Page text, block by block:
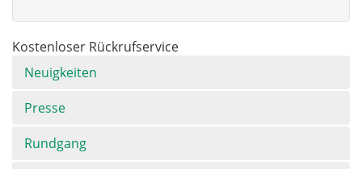
Kostenloser Rückrufservice
Navigation
überspringen
Neuigkeiten
Presse
Rundgang